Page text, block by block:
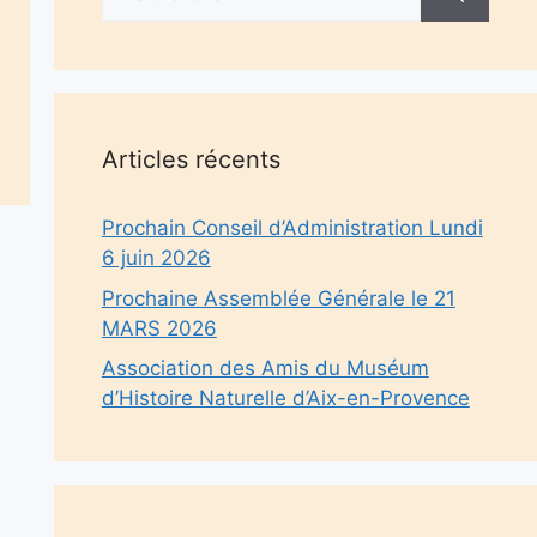
Articles récents
Prochain Conseil d’Administration Lundi
6 juin 2026
Prochaine Assemblée Générale le 21
MARS 2026
Association des Amis du Muséum
d’Histoire Naturelle d’Aix-en-Provence